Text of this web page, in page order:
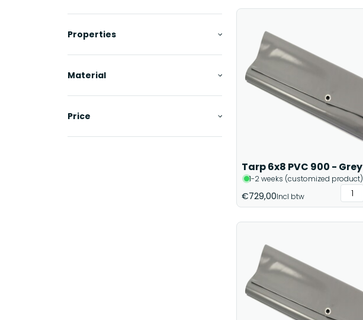
Properties
Material
Price
Tarp 6x8 PVC 900 - Grey
1-2 weeks (customized product)
€729,00Incl btw